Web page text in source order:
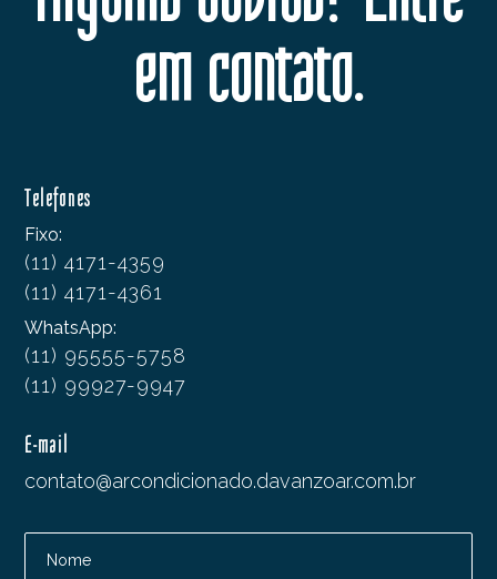
em contato.
Telefones
Fixo:
(11) 4171-4359
(11) 4171-4361
WhatsApp:
(11) 95555-5758
(11) 99927-9947
E-mail
contato@arcondicionado.davanzoar.com.br
Nome